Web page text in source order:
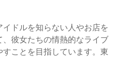
ドルを知らない人やお店を
彼女たちの情熱的なライブ
ことを目指しています。東